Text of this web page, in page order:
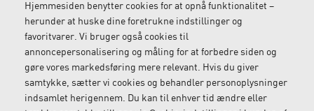
Hjemmesiden benytter cookies for at opnå funktionalitet –
herunder at huske dine foretrukne indstillinger og
favoritvarer. Vi bruger også cookies til
annoncepersonalisering og måling for at forbedre siden og
gøre vores markedsføring mere relevant. Hvis du giver
samtykke, sætter vi cookies og behandler personoplysninger
indsamlet herigennem. Du kan til enhver tid ændre eller
posterior, kan det påvirke den mediale længdegående bue og
positionen af subtalarleddet. Tibialis posterior er den vigtigste
muskel til både at holde den mediale længdegående bue oppe
og supinere bagfoden.
Test af styrken i tibialis posterior